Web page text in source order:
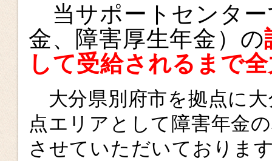
当サポートセンター
金、障害厚生年金）の
して受給されるまで全
大分県別府市を拠点に大
点エリアとして障害年金
させていただいておりま